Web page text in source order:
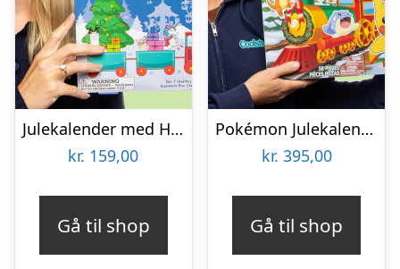
Julekalender med Håraccessoarer & Smykker
kr. 159,00
Gå til shop
Pokémon Julekalender
kr. 395,00
Gå til shop